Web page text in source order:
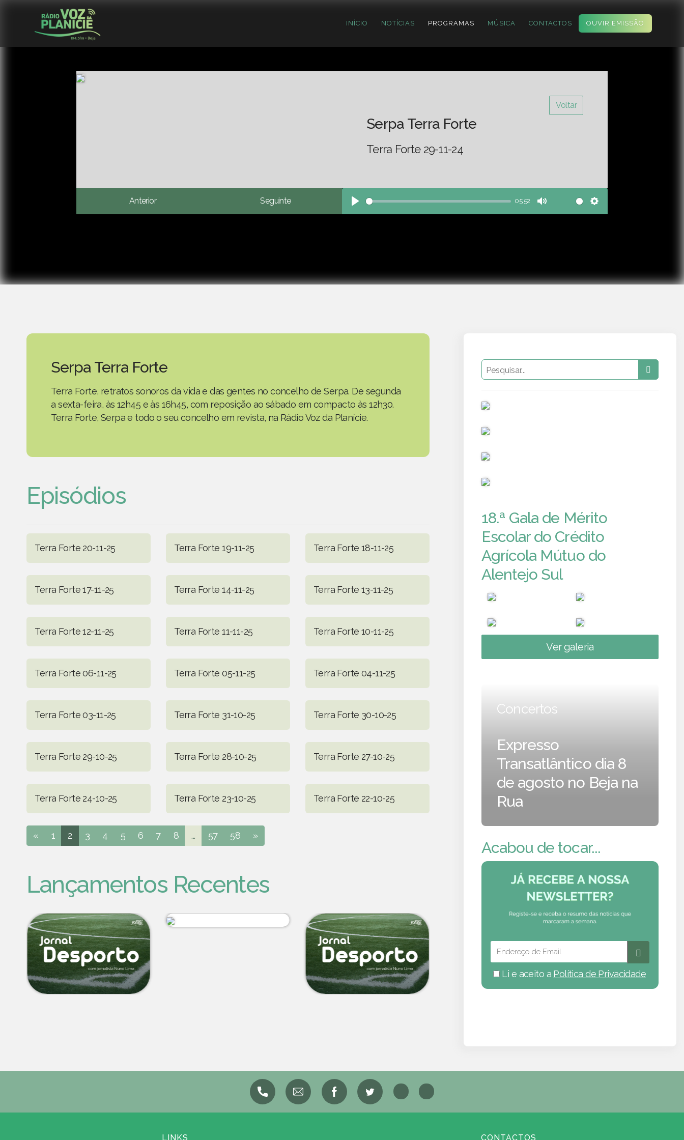
INÍCIO NOTÍCIAS PROGRAMAS MÚSICA CONTACTOS OUVIR EMISSÃO
Voltar
Serpa Terra Forte
Terra Forte 29-11-24
Anterior Seguinte
Play
05:52
Mute Settings
Serpa Terra Forte
Terra Forte, retratos sonoros da vida e das gentes no concelho de Serpa. De segunda
a sexta-feira, às 12h45 e às 16h45, com reposição ao sábado em compacto às 12h30.
Terra Forte, Serpa e todo o seu concelho em revista, na Rádio Voz da Planície.
Episódios
Terra Forte 20-11-25 Terra Forte 19-11-25 Terra Forte 18-11-25
Terra Forte 17-11-25 Terra Forte 14-11-25 Terra Forte 13-11-25
Terra Forte 12-11-25 Terra Forte 11-11-25 Terra Forte 10-11-25
Terra Forte 06-11-25 Terra Forte 05-11-25 Terra Forte 04-11-25
Terra Forte 03-11-25 Terra Forte 31-10-25 Terra Forte 30-10-25
Terra Forte 29-10-25 Terra Forte 28-10-25 Terra Forte 27-10-25
Terra Forte 24-10-25 Terra Forte 23-10-25 Terra Forte 22-10-25
« 1 2 3 4 5 6 7 8 ... 57 58 »
Lançamentos Recentes
18.ª Gala de Mérito
Escolar do Crédito
Agrícola Mútuo do
Alentejo Sul
Ver galeria
Concertos
Expresso
Transatlântico dia 8
de agosto no Beja na
Rua
Acabou de tocar...
Li e aceito a Política de Privacidade
LINKS CONTACTOS